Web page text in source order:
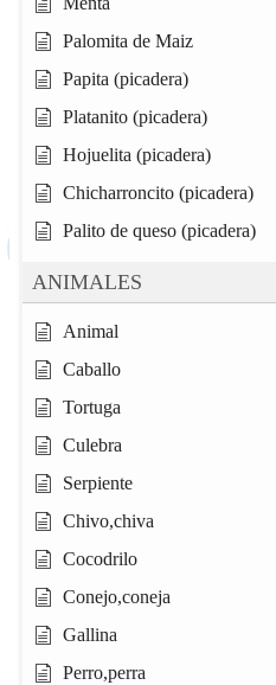
Palomita de Maiz
Papita (picadera)
Platanito (picadera)
Hojuelita (picadera)
Chicharroncito (picadera)
Palito de queso (picadera)
ANIMALES
Animal
Caballo
Tortuga
Culebra
Serpiente
Chivo,chiva
Cocodrilo
Conejo,coneja
Gallina
Perro,perra